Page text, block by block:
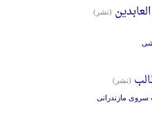
(نشر)
(نشر)
مازندرانی